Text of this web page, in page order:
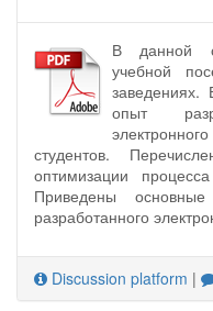
В данной
учебной
заведениях.
опыт
студентов.
оптимизации
Приведены основные
разработанного
Discussion platform |